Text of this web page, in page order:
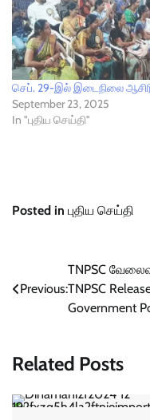
செப். 29-இல் இடைநிலை
September 23, 2025
In "புதிய செய்தி"
Posted in புதிய செய்தி
navigation
Previous:
TNPSC
TNPSC
Government
Related Posts